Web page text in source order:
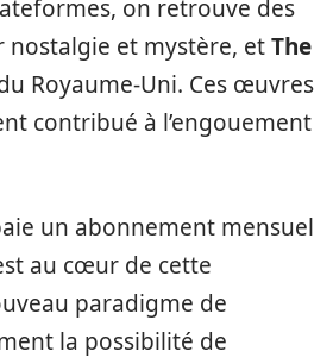
on retrouve des
nostalgie et mystère, etThe
Royaume-Uni. Ces œuvres
contribué à l’engouement
un abonnement mensuel
au cœur de cette
paradigme de
la possibilité de